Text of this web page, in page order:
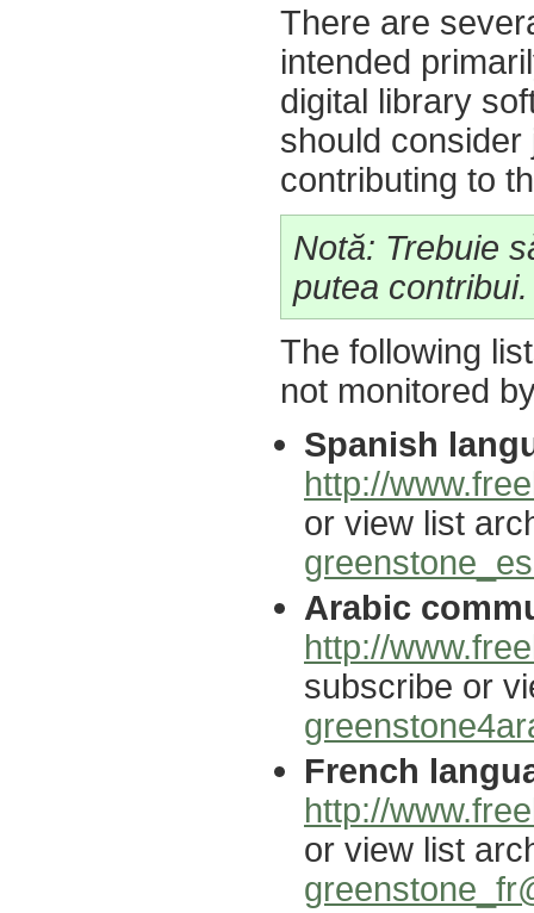
There are
intended
digital library
should
contributing to
Notă: Trebuie
putea contribui.
The following
not monitored
Spanish
http://
or view list
Arabic
http://
subscribe or
French
http://
or view list